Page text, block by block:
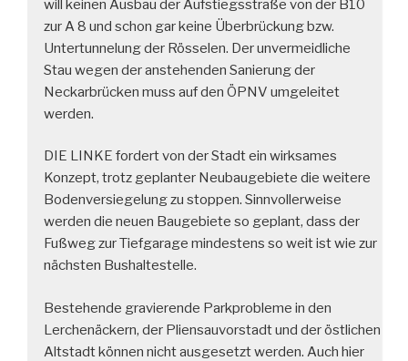
will keinen Ausbau der Aufstiegsstraße von der B10
zur A 8 und schon gar keine Überbrückung bzw.
Untertunnelung der Rösselen. Der unvermeidliche
Stau wegen der anstehenden Sanierung der
Neckarbrücken muss auf den ÖPNV umgeleitet
werden.
DIE LINKE fordert von der Stadt ein wirksames
Konzept, trotz geplanter Neubaugebiete die weitere
Bodenversiegelung zu stoppen. Sinnvollerweise
werden die neuen Baugebiete so geplant, dass der
Fußweg zur Tiefgarage mindestens so weit ist wie zur
nächsten Bushaltestelle.
Bestehende gravierende Parkprobleme in den
Lerchenäckern, der Pliensauvorstadt und der östlichen
Altstadt können nicht ausgesetzt werden. Auch hier